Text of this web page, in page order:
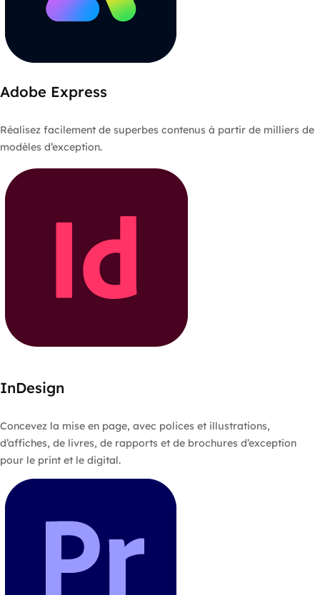
Adobe Express
Réalisez facilement de superbes contenus à partir de milliers de
modèles d’exception.
InDesign
Concevez la mise en page, avec polices et illustrations,
d’affiches, de livres, de rapports et de brochures d’exception
pour le print et le digital.